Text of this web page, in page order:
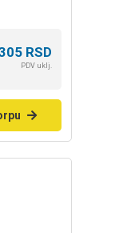
RSD
PDV uklj.